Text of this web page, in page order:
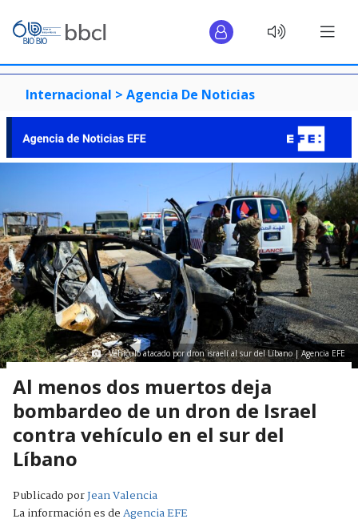
Internacional > Agencia De Noticias
Vehículo atacado por dron israelí al sur del Líbano | Agencia EFE
Al menos dos muertos deja
bombardeo de un dron de Israel
contra vehículo en el sur del
Líbano
Publicado porJean Valencia
La información es deAgencia EFE